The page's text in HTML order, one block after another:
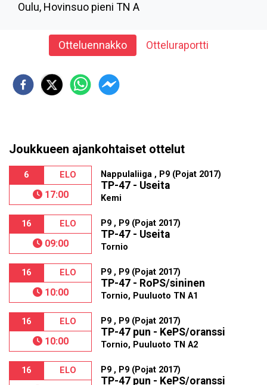
Oulu, Hovinsuo pieni TN A
Otteluennakko Otteluraportti
Joukkueen ajankohtaiset ottelut
6 ELO
17:00
Nappulaliiga , P9 (Pojat 2017)
TP-47 - Useita
Kemi
16 ELO
09:00
P9 , P9 (Pojat 2017)
TP-47 - Useita
Tornio
16 ELO
10:00
P9 , P9 (Pojat 2017)
TP-47 - RoPS/sininen
Tornio, Puuluoto TN A1
16 ELO
10:00
P9 , P9 (Pojat 2017)
TP-47 pun - KePS/oranssi
Tornio, Puuluoto TN A2
16 ELO P9 , P9 (Pojat 2017)
TP-47 pun - KePS/oranssi